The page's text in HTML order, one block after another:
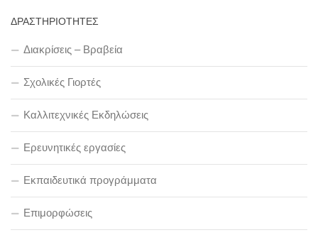
ΔΡΑΣΤΗΡΙΟΤΗΤΕΣ
Διακρίσεις – Βραβεία
Σχολικές Γιορτές
Καλλιτεχνικές Εκδηλώσεις
Ερευνητικές εργασίες
Εκπαιδευτικά προγράμματα
Επιμορφώσεις